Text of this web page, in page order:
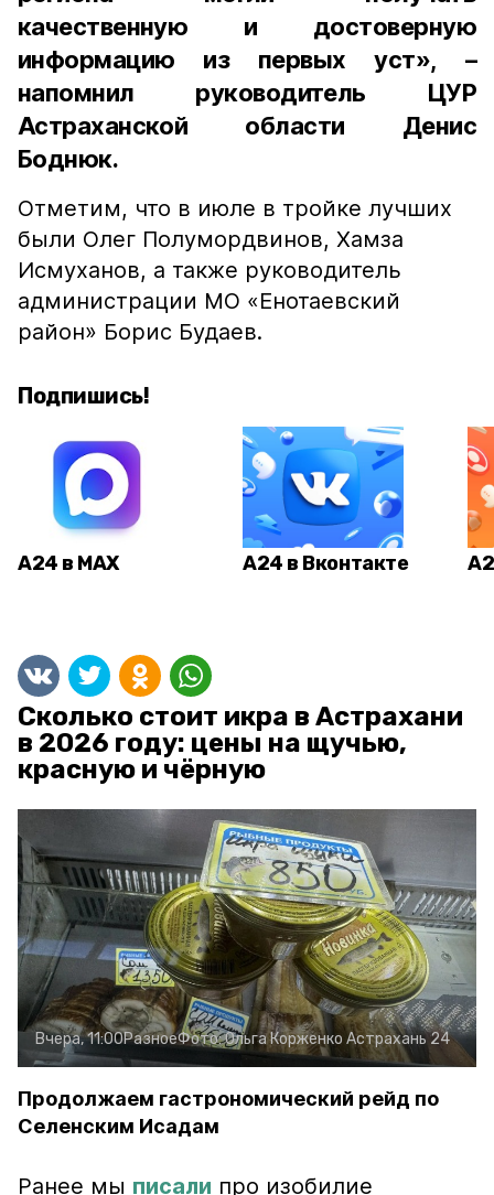
качественную и достоверную
информацию из первых уст», –
напомнил руководитель ЦУР
Астраханской области Денис
Боднюк.
Отметим, что в июле в тройке лучших
были Олег Полумордвинов, Хамза
Исмуханов, а также руководитель
администрации МО «Енотаевский
район» Борис Будаев.
Подпишись!
А24 в MAX А24 в Вконтакте
Сколько стоит икра в Астрахани
в 2026 году: цены на щучью,
красную и чёрную
Вчера, 11:00РазноеФото:Ольга Корженко Астрахань 24
Продолжаем гастрономический рейд по
Селенским Исадам
Ранее мы писали про изобилие